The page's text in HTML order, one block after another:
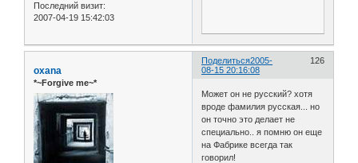
Последний визит:
2007-04-19 15:42:03
Поделиться 126
2005-
08-15 20:16:08
oxana
*~Forgive me~*
Может он не русский? хотя
вроде фамилия русская... но
он точно это делает не
специально.. я помню он еще
на Фабрике всегда так
говорил!